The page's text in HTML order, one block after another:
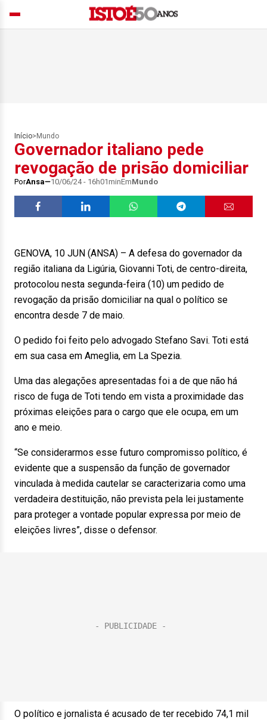
Início> Mundo
Governador italiano pede
revogação de prisão domiciliar
PorAnsa 10/06/24 - 16h01minEmMundo
GENOVA, 10 JUN (ANSA) – A defesa do governador da
região italiana da Ligúria, Giovanni Toti, de centro-direita,
protocolou nesta segunda-feira (10) um pedido de
revogação da prisão domiciliar na qual o político se
encontra desde 7 de maio.
O pedido foi feito pelo advogado Stefano Savi. Toti está
em sua casa em Ameglia, em La Spezia.
Uma das alegações apresentadas foi a de que não há
risco de fuga de Toti tendo em vista a proximidade das
próximas eleições para o cargo que ele ocupa, em um
ano e meio.
“Se considerarmos esse futuro compromisso político, é
evidente que a suspensão da função de governador
vinculada à medida cautelar se caracterizaria como uma
verdadeira destituição, não prevista pela lei justamente
para proteger a vontade popular expressa por meio de
eleições livres”, disse o defensor.
O político e jornalista é acusado de ter recebido 74,1 mil